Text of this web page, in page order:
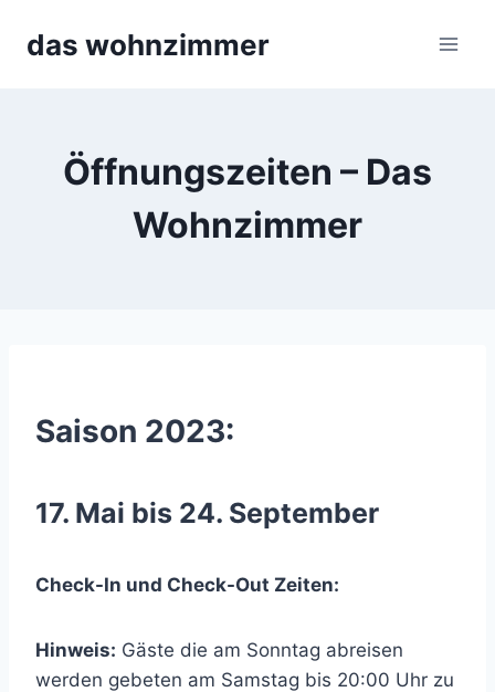
das wohnzimmer
Öffnungszeiten – Das
Wohnzimmer
Saison 2023:
17. Mai bis 24. September
Check-In und Check-Out Zeiten:
Hinweis: Gäste die am Sonntag abreisen
werden gebeten am Samstag bis 20:00 Uhr zu